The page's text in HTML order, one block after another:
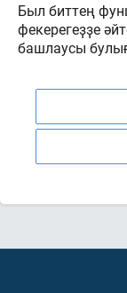
Был биттең
фекерегеҙҙе
башлаусы